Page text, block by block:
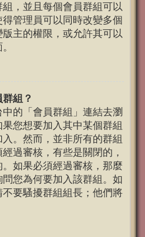
，並且每個會員群組可以
管理員可以同時改變多個
主的權限，或允許其可以
組？
的「會員群組」連結去瀏
您想要加入其中某個群組
。然而，並非所有的群組
過審核，有些是關閉的，
如果必須經過審核，那麼
您為何要加入該群組。如
要騷擾群組組長；他們將